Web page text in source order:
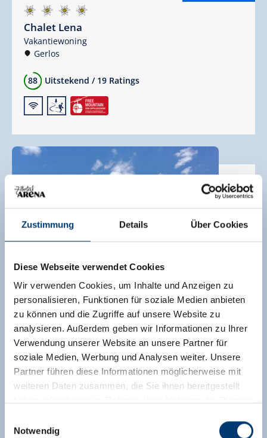
Zustimmung Details Über Cookies
Diese Webseite verwendet Cookies
Wir verwenden Cookies, um Inhalte und Anzeigen zu
personalisieren, Funktionen für soziale Medien anbieten
zu können und die Zugriffe auf unsere Website zu
analysieren. Außerdem geben wir Informationen zu Ihrer
Verwendung unserer Website an unsere Partner für
soziale Medien, Werbung und Analysen weiter. Unsere
Partner führen diese Informationen möglicherweise mit
weiteren Daten zusammen, die Sie ihnen bereitgestellt
Notwendig
Chalet Lena
Vakantiewoning
Gerlos
88 Uitstekend / 19 Ratings
🜉🞷
BESTE PRIJSGARANTIE
Waidmannsruh Appartements
Vakantiewoning
Gerlos
een andere bezoeker kijkt momenteel naar de
accommodatie
100 Uitstekend/ 29 Ratings
🜉